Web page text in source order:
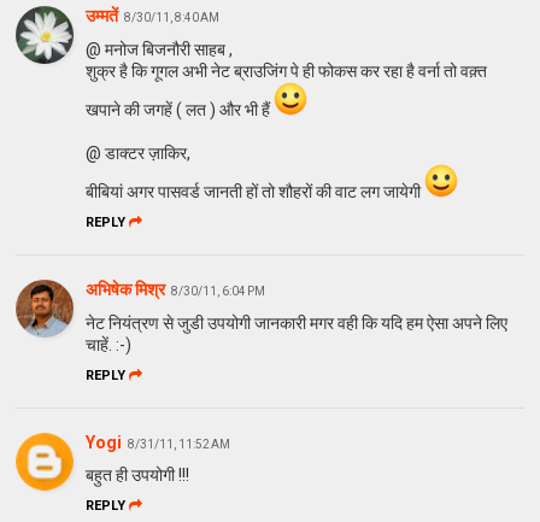
उम्मतें 8/30/11, 8:40 AM
@ मनोज बिजनौरी साहब ,
शुक्र है कि गूगल अभी नेट ब्राउजिंग पे ही फोकस कर रहा है वर्ना तो वक़्त
खपाने की जगहें ( लत ) और भी हैं
@ डाक्टर ज़ाकिर,
बीबियां अगर पासवर्ड जानती हों तो शौहरों की वाट लग जायेगी
REPLY
अभिषेक मिश्र 8/30/11, 6:04 PM
नेट नियंत्रण से जुडी उपयोगी जानकारी मगर वही कि यदि हम ऐसा अपने लिए
चाहें. :-)
REPLY
Yogi 8/31/11, 11:52 AM
बहुत ही उपयोगी !!!
REPLY